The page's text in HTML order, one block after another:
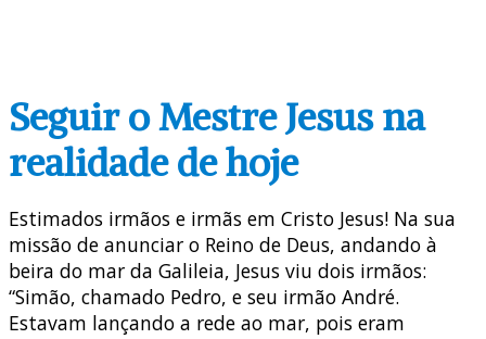
Seguir o Mestre Jesus na
realidade de hoje
Estimados irmãos e irmãs em Cristo Jesus! Na sua
missão de anunciar o Reino de Deus, andando à
beira do mar da Galileia, Jesus viu dois irmãos:
“Simão, chamado Pedro, e seu irmão André.
Estavam lançando a rede ao mar, pois eram